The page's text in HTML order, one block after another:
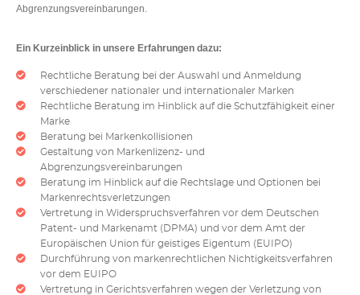
Abgrenzungsvereinbarungen.
Ein Kurzeinblick in unsere Erfahrungen dazu:
Rechtliche Beratung bei der Auswahl und Anmeldung
verschiedener nationaler und internationaler Marken
Rechtliche Beratung im Hinblick auf die Schutzfähigkeit einer
Marke
Beratung bei Markenkollisionen
Gestaltung von Markenlizenz- und
Abgrenzungsvereinbarungen
Beratung im Hinblick auf die Rechtslage und Optionen bei
Markenrechtsverletzungen
Vertretung in Widerspruchsverfahren vor dem Deutschen
Patent- und Markenamt (DPMA) und vor dem Amt der
Europäischen Union für geistiges Eigentum (EUIPO)
Durchführung von markenrechtlichen Nichtigkeitsverfahren
vor dem EUIPO
Vertretung in Gerichtsverfahren wegen der Verletzung von